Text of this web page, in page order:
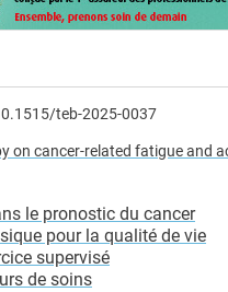
teb-2025-0037
cancer-related fatigue and
le pronostic du cancer
pour la qualité de vie
supervisé
de soins